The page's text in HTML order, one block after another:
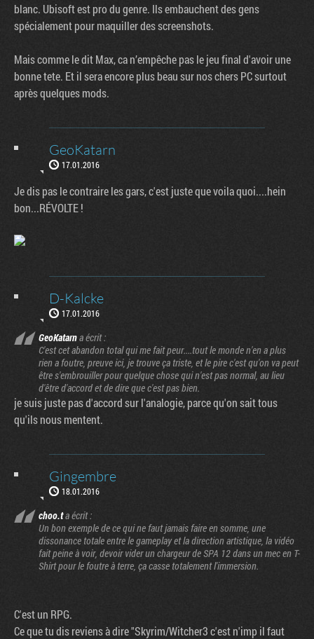
blanc. Ubisoft est pro du genre. Ils embauchent des gens
spécialement pour maquiller des screenshots.
Mais comme le dit Max, ca n’empêche pas le jeu final d'avoir une
bonne tete. Et il sera encore plus beau sur nos chers PC surtout
après quelques mods.
GeoKatarn
17.01.2016
Je dis pas le contraire les gars, c'est juste que voila quoi....hein
bon...RÉVOLTE !
D-Kalcke
17.01.2016
GeoKatarna écrit :
C'est cet abandon total qui me fait peur....tout le monde n'en a plus
rien a foutre, preuve ici, je trouve ça triste, et le pire c'est qu'on va peut
être s'embrouiller pour quelque chose qui n'est pas normal, au lieu
d'être d'accord et de dire que c'est pas bien.
je suis juste pas d'accord sur l'analogie, parce qu'on sait tous
qu'ils nous mentent.
Gingembre
18.01.2016
choo.ta écrit :
Un bon exemple de ce qui ne faut jamais faire en somme, une
dissonance totale entre le gameplay et la direction artistique, la vidéo
fait peine à voir, devoir vider un chargeur de SPA 12 dans un mec en T-
Shirt pour le foutre à terre, ça casse totalement l'immersion.
C'est un RPG.
Ce que tu dis reviens à dire "Skyrim/Witcher3 c'est n'imp il faut